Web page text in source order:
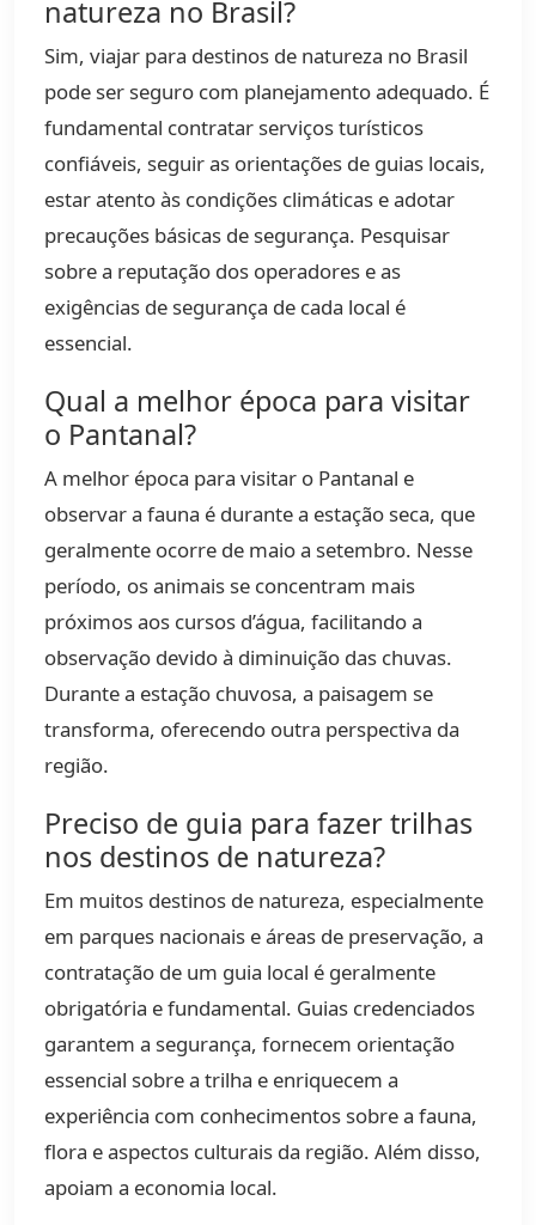
natureza no Brasil?
Sim, viajar para destinos de natureza no Brasil
pode ser seguro com planejamento adequado. É
fundamental contratar serviços turísticos
confiáveis, seguir as orientações de guias locais,
estar atento às condições climáticas e adotar
precauções básicas de segurança. Pesquisar
sobre a reputação dos operadores e as
exigências de segurança de cada local é
essencial.
Qual a melhor época para visitar
o Pantanal?
A melhor época para visitar o Pantanal e
observar a fauna é durante a estação seca, que
geralmente ocorre de maio a setembro. Nesse
período, os animais se concentram mais
próximos aos cursos d’água, facilitando a
observação devido à diminuição das chuvas.
Durante a estação chuvosa, a paisagem se
transforma, oferecendo outra perspectiva da
região.
Preciso de guia para fazer trilhas
nos destinos de natureza?
Em muitos destinos de natureza, especialmente
em parques nacionais e áreas de preservação, a
contratação de um guia local é geralmente
obrigatória e fundamental. Guias credenciados
garantem a segurança, fornecem orientação
essencial sobre a trilha e enriquecem a
experiência com conhecimentos sobre a fauna,
flora e aspectos culturais da região. Além disso,
apoiam a economia local.